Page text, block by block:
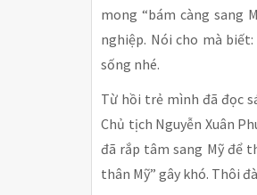
mong “bám càng sang
nghiệp. Nói cho mà
sống nhé.
Từ hồi trẻ mình đã đọc
Chủ tịch Nguyễn Xuân
đã rắp tâm sang Mỹ để
thân Mỹ” gây khó. Thôi